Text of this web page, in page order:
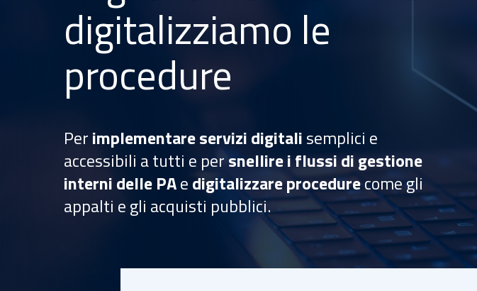
digitalizziamo le
procedure​
Perimplementare servizi digitalisemplici e
accessibili a tutti e persnellire i flussi di gestione
interni delle PAedigitalizzare procedurecome gli
appalti e gli acquisti pubblici.